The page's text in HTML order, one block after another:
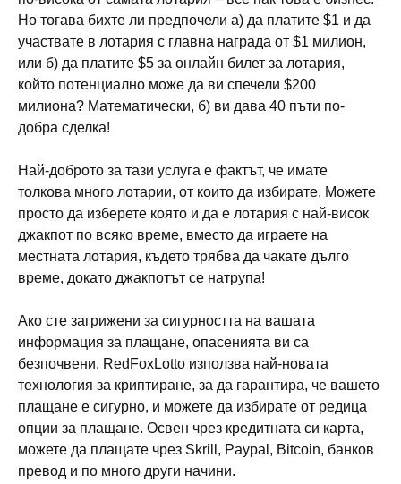
Но тогава бихте ли предпочели а) да платите $1 и да
участвате в лотария с главна награда от $1 милион,
или б) да платите $5 за онлайн билет за лотария,
който потенциално може да ви спечели $200
милиона? Математически, б) ви дава 40 пъти по-
добра сделка!
Най-доброто за тази услуга е фактът, че имате
толкова много лотарии, от които да избирате. Можете
просто да изберете която и да е лотария с най-висок
джакпот по всяко време, вместо да играете на
местната лотария, където трябва да чакате дълго
време, докато джакпотът се натрупа!
Ако сте загрижени за сигурността на вашата
информация за плащане, опасенията ви са
безпочвени. RedFoxLotto използва най-новата
технология за криптиране, за да гарантира, че вашето
плащане е сигурно, и можете да избирате от редица
опции за плащане. Освен чрез кредитната си карта,
можете да плащате чрез Skrill, Paypal, Bitcoin, банков
превод и по много други начини.